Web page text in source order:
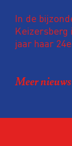
In de
Keizersberg
jaar haar
expertise te
was voor
Meer